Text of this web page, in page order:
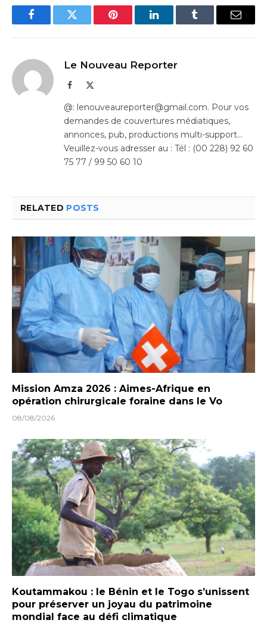
FacebookTwitter Pinterest LinkedInTumblr Email
Le Nouveau Reporter
Facebook
@: lenouveaureporter@gmail.com. Pour vos
demandes de couvertures médiatiques,
annonces, pub, productions multi-support…
Veuillez-vous adresser au : Tél : (00 228) 92 60
75 77 / 99 50 60 10
RELATED POSTS
Mission Amza 2026 : Aimes-Afrique en
opération chirurgicale foraine dans le Vo
08/08/2026
Koutammakou : le Bénin et le Togo s’unissent
pour préserver un joyau du patrimoine
mondial face au défi climatique